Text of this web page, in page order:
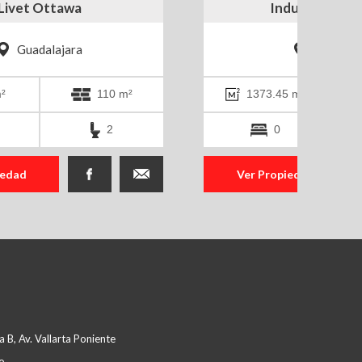
Ottawa
Guadalajara
110 m²
2
Industrial
1373.45 m²
0
Ver Propiedad
B, Av. Vallarta Poniente